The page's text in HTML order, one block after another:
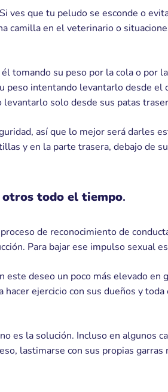
ves que tu peludo se esconde o
camilla en el veterinario o
tomando su peso por la cola o por
peso intentando levantarlo desde el
solo desde sus patas
así que lo mejor será darles
y en la parte trasera, debajo de
todo el tiempo.
de reconocimiento de
Para bajar ese impulso sexual
deseo un poco más elevado
ejercicio con sus dueños y
es la solución. Incluso en algunos
lastimarse con sus propias